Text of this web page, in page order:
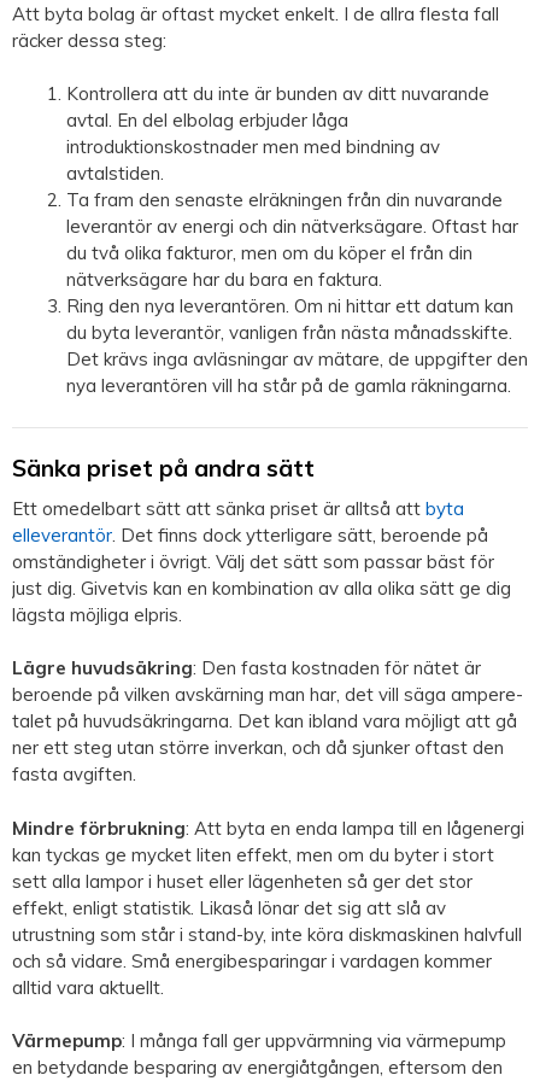
Att byta bolag är oftast mycket enkelt. I de allra flesta fall
räcker dessa steg:
Kontrollera att du inte är bunden av ditt nuvarande
avtal. En del elbolag erbjuder låga
introduktionskostnader men med bindning av
avtalstiden.
Ta fram den senaste elräkningen från din nuvarande
leverantör av energi och din nätverksägare. Oftast har
du två olika fakturor, men om du köper el från din
nätverksägare har du bara en faktura.
Ring den nya leverantören. Om ni hittar ett datum kan
du byta leverantör, vanligen från nästa månadsskifte.
Det krävs inga avläsningar av mätare, de uppgifter den
nya leverantören vill ha står på de gamla räkningarna.
Sänka priset på andra sätt
Ett omedelbart sätt att sänka priset är alltså att byta
elleverantör . Det finns dock ytterligare sätt, beroende på
omständigheter i övrigt. Välj det sätt som passar bäst för
just dig. Givetvis kan en kombination av alla olika sätt ge dig
lägsta möjliga elpris.
Lägre huvudsäkring: Den fasta kostnaden för nätet är
beroende på vilken avskärning man har, det vill säga ampere-
talet på huvudsäkringarna. Det kan ibland vara möjligt att gå
ner ett steg utan större inverkan, och då sjunker oftast den
fasta avgiften.
Mindre förbrukning: Att byta en enda lampa till en lågenergi
kan tyckas ge mycket liten effekt, men om du byter i stort
sett alla lampor i huset eller lägenheten så ger det stor
effekt, enligt statistik. Likaså lönar det sig att slå av
utrustning som står i stand-by, inte köra diskmaskinen halvfull
och så vidare. Små energibesparingar i vardagen kommer
alltid vara aktuellt.
Värmepump: I många fall ger uppvärmning via värmepump
en betydande besparing av energiåtgången, eftersom den